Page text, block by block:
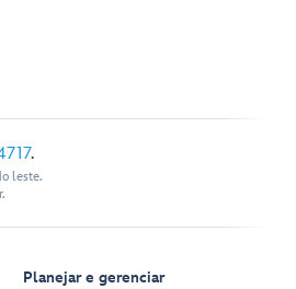
.
leste.
Planejar e gerenciar